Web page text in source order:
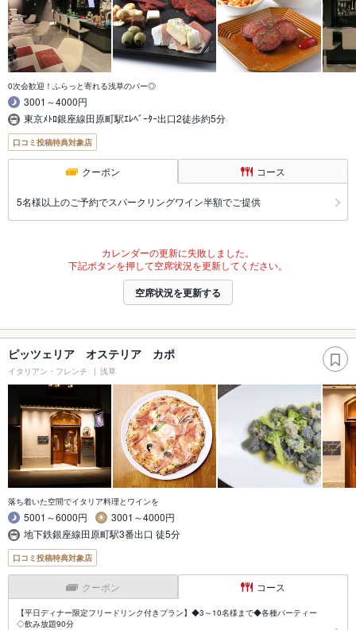
0次会歓迎！ふらっと寄れる浅草のバー◎
3001～4000円
東京ﾒﾄﾛ銀座線田原町駅ｴﾚﾍﾞｰﾀｰ出口2徒歩約5分
口コミ投稿特典対象店
クーポン コース
5名様以上のご予約でスパークリングワイン半額でご提供
カレンダーの更新に失敗しました。
下記ボタンを押して空席状況を更新してください。
空席状況を更新する
ピッツェリア オステリア カポ
イタリアン・フレンチ 浅草
落ち着いた空間でイタリア料理とワインを
5001～6000円
3001～4000円
地下鉄銀座線田原町駅3番出口 徒5分
口コミ投稿特典対象店
クーポン コース
【平日ディナー限定フリードリンク付きプラン】◆3～10名様まで◆各種パーティー
◇飲み放題90分